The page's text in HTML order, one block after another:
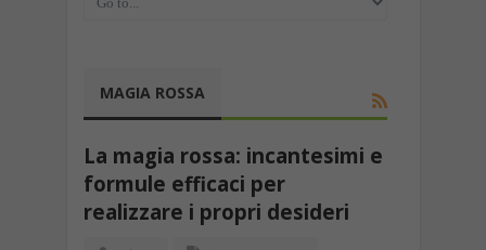
MAGIA ROSSA
La magia rossa: incantesimi e
formule efficaci per
realizzare i propri desideri